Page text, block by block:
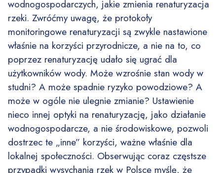
wodnogospodarczych, jakie zmienia renaturyzacja
rzeki. Zwróćmy uwagę, że protokoły
monitoringowe renaturyzacji są zwykle nastawione
właśnie na korzyści przyrodnicze, a nie na to, co
poprzez renaturyzację udało się ugrać dla
użytkowników wody. Może wzrośnie stan wody w
studni? A może spadnie ryzyko powodziowe? A
może w ogóle nie ulegnie zmianie? Ustawienie
nieco innej optyki na renaturyzację, jako działanie
wodnogospodarcze, a nie środowiskowe, pozwoli
dostrzec te „inne” korzyści, ważne właśnie dla
lokalnej społeczności. Obserwując coraz częstsze
przypadki wysychania rzek w Polsce myślę, że